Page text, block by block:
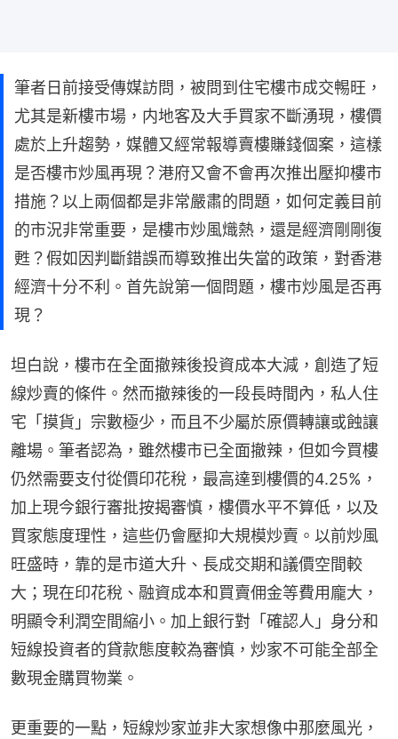
筆者日前接受傳媒訪問，被問到住宅樓市成交𣈱旺，
尤其是新樓巿場，内地客及大手買家不斷湧現，樓價
處於上升趨勢，媒體又經常報導賣樓賺錢個案，這樣
是否樓市炒風再現？港府又會不會再次推出壓抑樓市
措施？以上兩個都是非常嚴肅的問題，如何定義目前
的市況非常重要，是樓市炒風熾熱，還是經濟剛剛復
甦？假如因判斷錯誤而導致推出失當的政策，對香港
經濟十分不利。首先說第一個問題，樓市炒風是否再
現？
坦白說，樓市在全面撤辣後投資成本大減，創造了短
線炒賣的條件。然而撤辣後的一段長時間內，私人住
宅「摸貨」宗數極少，而且不少屬於原價轉讓或蝕讓
離場。筆者認為，雖然樓市已全面撤辣，但如今買樓
仍然需要支付從價印花稅，最高達到樓價的4.25%，
加上現今銀行審批按揭審慎，樓價水平不算低，以及
買家態度理性，這些仍會壓抑大規模炒賣。以前炒風
旺盛時，靠的是市道大升、長成交期和議價空間較
大；現在印花稅、融資成本和買賣佣金等費用龐大，
明顯令利潤空間縮小。加上銀行對「確認人」身分和
短線投資者的貸款態度較為審慎，炒家不可能全部全
數現金購買物業。
更重要的一點，短線炒家並非大家想像中那麼風光，